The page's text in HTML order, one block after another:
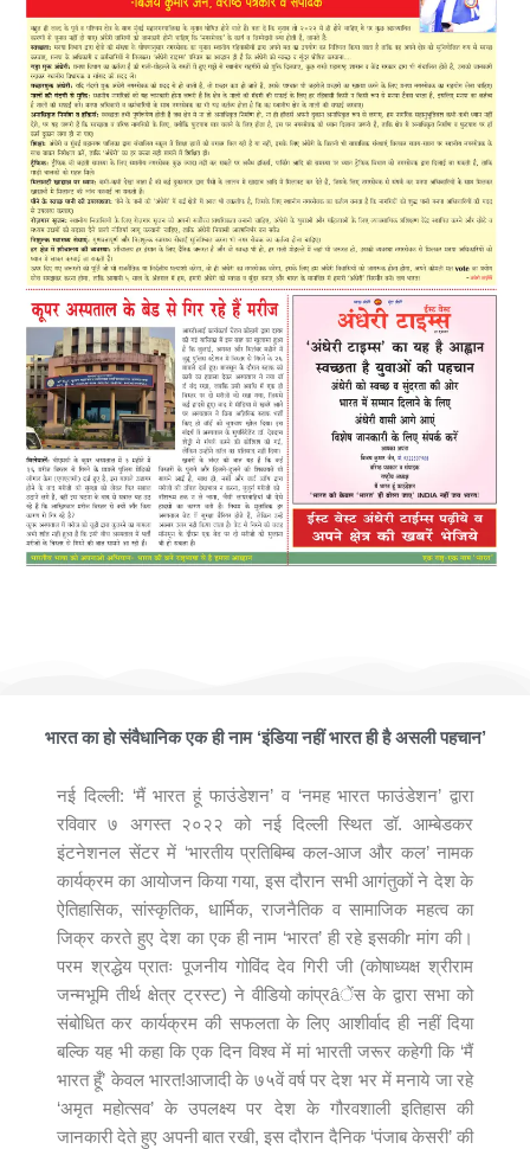
भारत का हो संवैधानिक एक ही नाम ‘इंडिया नहीं भारत ही है असली पहचान’
नई दिल्ली: ‘मैं भारत हूं फाउंडेशन’ व ‘नमह भारत फाउंडेशन’ द्वारा
रविवार ७ अगस्त २०२२ को नई दिल्ली स्थित डॉ. आम्बेडकर
इंटनेशनल सेंटर में ‘भारतीय प्रतिबिम्ब कल-आज और कल’ नामक
कार्यक्रम का आयोजन किया गया, इस दौरान सभी आगंतुकों ने देश के
ऐतिहासिक, सांस्कृतिक, धार्मिक, राजनैतिक व सामाजिक महत्व का
जिक्र करते हुए देश का एक ही नाम ‘भारत’ ही रहे इसकीr मांग की।
परम श्रद्धेय प्रातः पूजनीय गोविंद देव गिरी जी (कोषाध्यक्ष श्रीराम
जन्मभूमि तीर्थ क्षेत्र ट्रस्ट) ने वीडियो कांप्रâेंस के द्वारा सभा को
संबोधित कर कार्यक्रम की सफलता के लिए आशीर्वाद ही नहीं दिया
बल्कि यह भी कहा कि एक दिन विश्व में मां भारती जरूर कहेगी कि ‘मैं
भारत हूँ’ केवल भारत!आजादी के ७५वें वर्ष पर देश भर में मनाये जा रहे
‘अमृत महोत्सव’ के उपलक्ष्य पर देश के गौरवशाली इतिहास की
जानकारी देते हुए अपनी बात रखी, इस दौरान दैनिक ‘पंजाब केसरी’ की